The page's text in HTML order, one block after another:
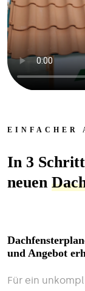
EINFACHER
In 3
neuen
und Angebot
Für ein